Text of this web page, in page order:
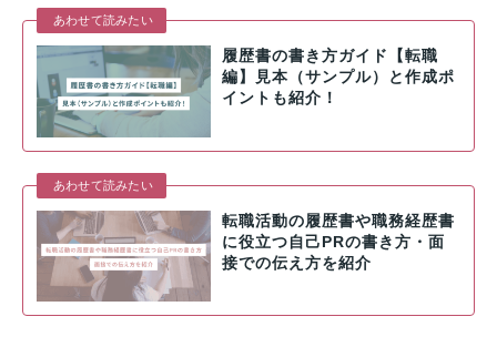
あわせて読みたい
履歴書の書き方ガイド【転職
編】見本（サンプル）と作成ポ
イントも紹介！
あわせて読みたい
転職活動の履歴書や職務経歴書
に役立つ自己PRの書き方・面
接での伝え方を紹介